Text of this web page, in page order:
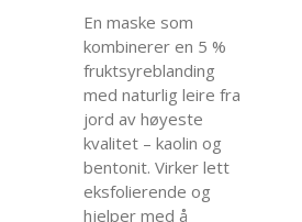
En maske som
kombinerer en 5 %
fruktsyreblanding
med naturlig leire fra
jord av høyeste
kvalitet – kaolin og
bentonit. Virker lett
eksfolierende og
hjelper med å